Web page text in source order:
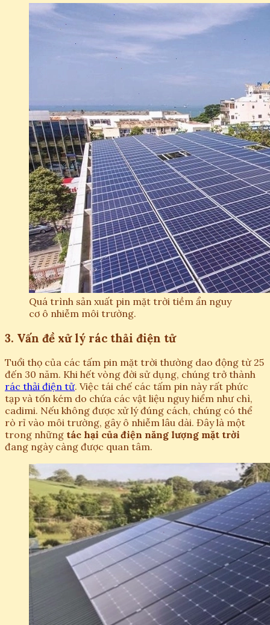
Quá trình sản xuất pin mặt trời tiềm ẩn nguy
cơ ô nhiễm môi trường.
3. Vấn đề xử lý rác thải điện tử
Tuổi thọ của các tấm pin mặt trời thường dao động từ 25
đến 30 năm. Khi hết vòng đời sử dụng, chúng trở thành
rác thải điện tử. Việc tái chế các tấm pin này rất phức
tạp và tốn kém do chứa các vật liệu nguy hiểm như chì,
cadimi. Nếu không được xử lý đúng cách, chúng có thể
rò rỉ vào môi trường, gây ô nhiễm lâu dài. Đây là một
trong những tác hại của điện năng lượng mặt trời
đang ngày càng được quan tâm.